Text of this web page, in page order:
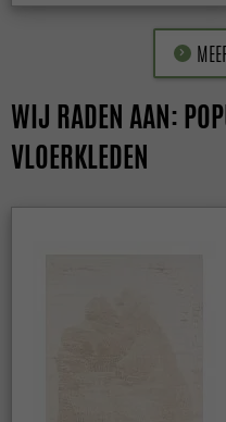
WIJ RADEN AAN:
VLOERKLEDEN